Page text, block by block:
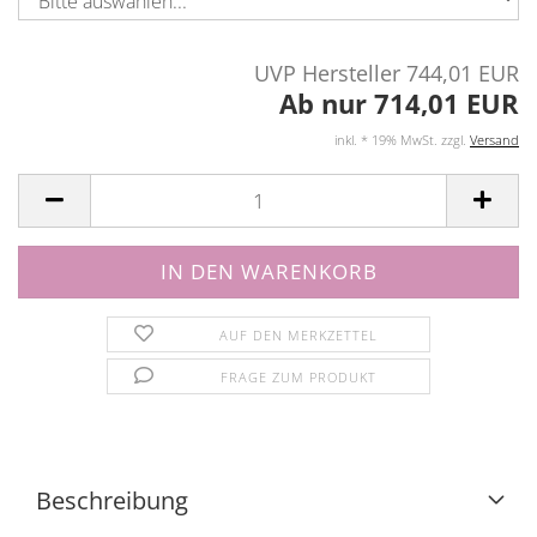
UVP Hersteller 744,01 EUR
Ab nur 714,01 EUR
inkl. * 19% MwSt. zzgl. Versand
AUF DEN MERKZETTEL
FRAGE ZUM PRODUKT
Beschreibung